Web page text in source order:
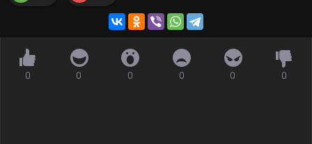
0 0 0 0 0 0